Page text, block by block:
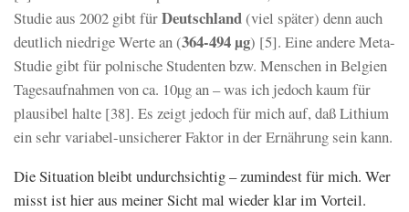
Studie aus 2002 gibt fürDeutschland(viel später) denn auch
deutlich niedrige Werte an (364-494 µg) [5]. Eine andere Meta-
Studie gibt für polnische Studenten bzw. Menschen in Belgien
Tagesaufnahmen von ca. 10µg an – was ich jedoch kaum für
plausibel halte [38]. Es zeigt jedoch für mich auf, daß Lithium
ein sehr variabel-unsicherer Faktor in der Ernährung sein kann.
Die Situation bleibt undurchsichtig – zumindest für mich. Wer
misst ist hier aus meiner Sicht mal wieder klar im Vorteil.